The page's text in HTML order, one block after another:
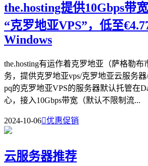
the.hosting提供10Gbps带
“克罗地亚VPS”，低至
Windows
the.hosting有运作着克罗地亚（萨格勒布
务，提供克罗地亚vps/克罗地亚云服务器
pq的克罗地亚VPS的服务器默认托管在
心，接入10Gbps带宽（默认不限制流...
2024-10-06优惠促销
云服务器推荐